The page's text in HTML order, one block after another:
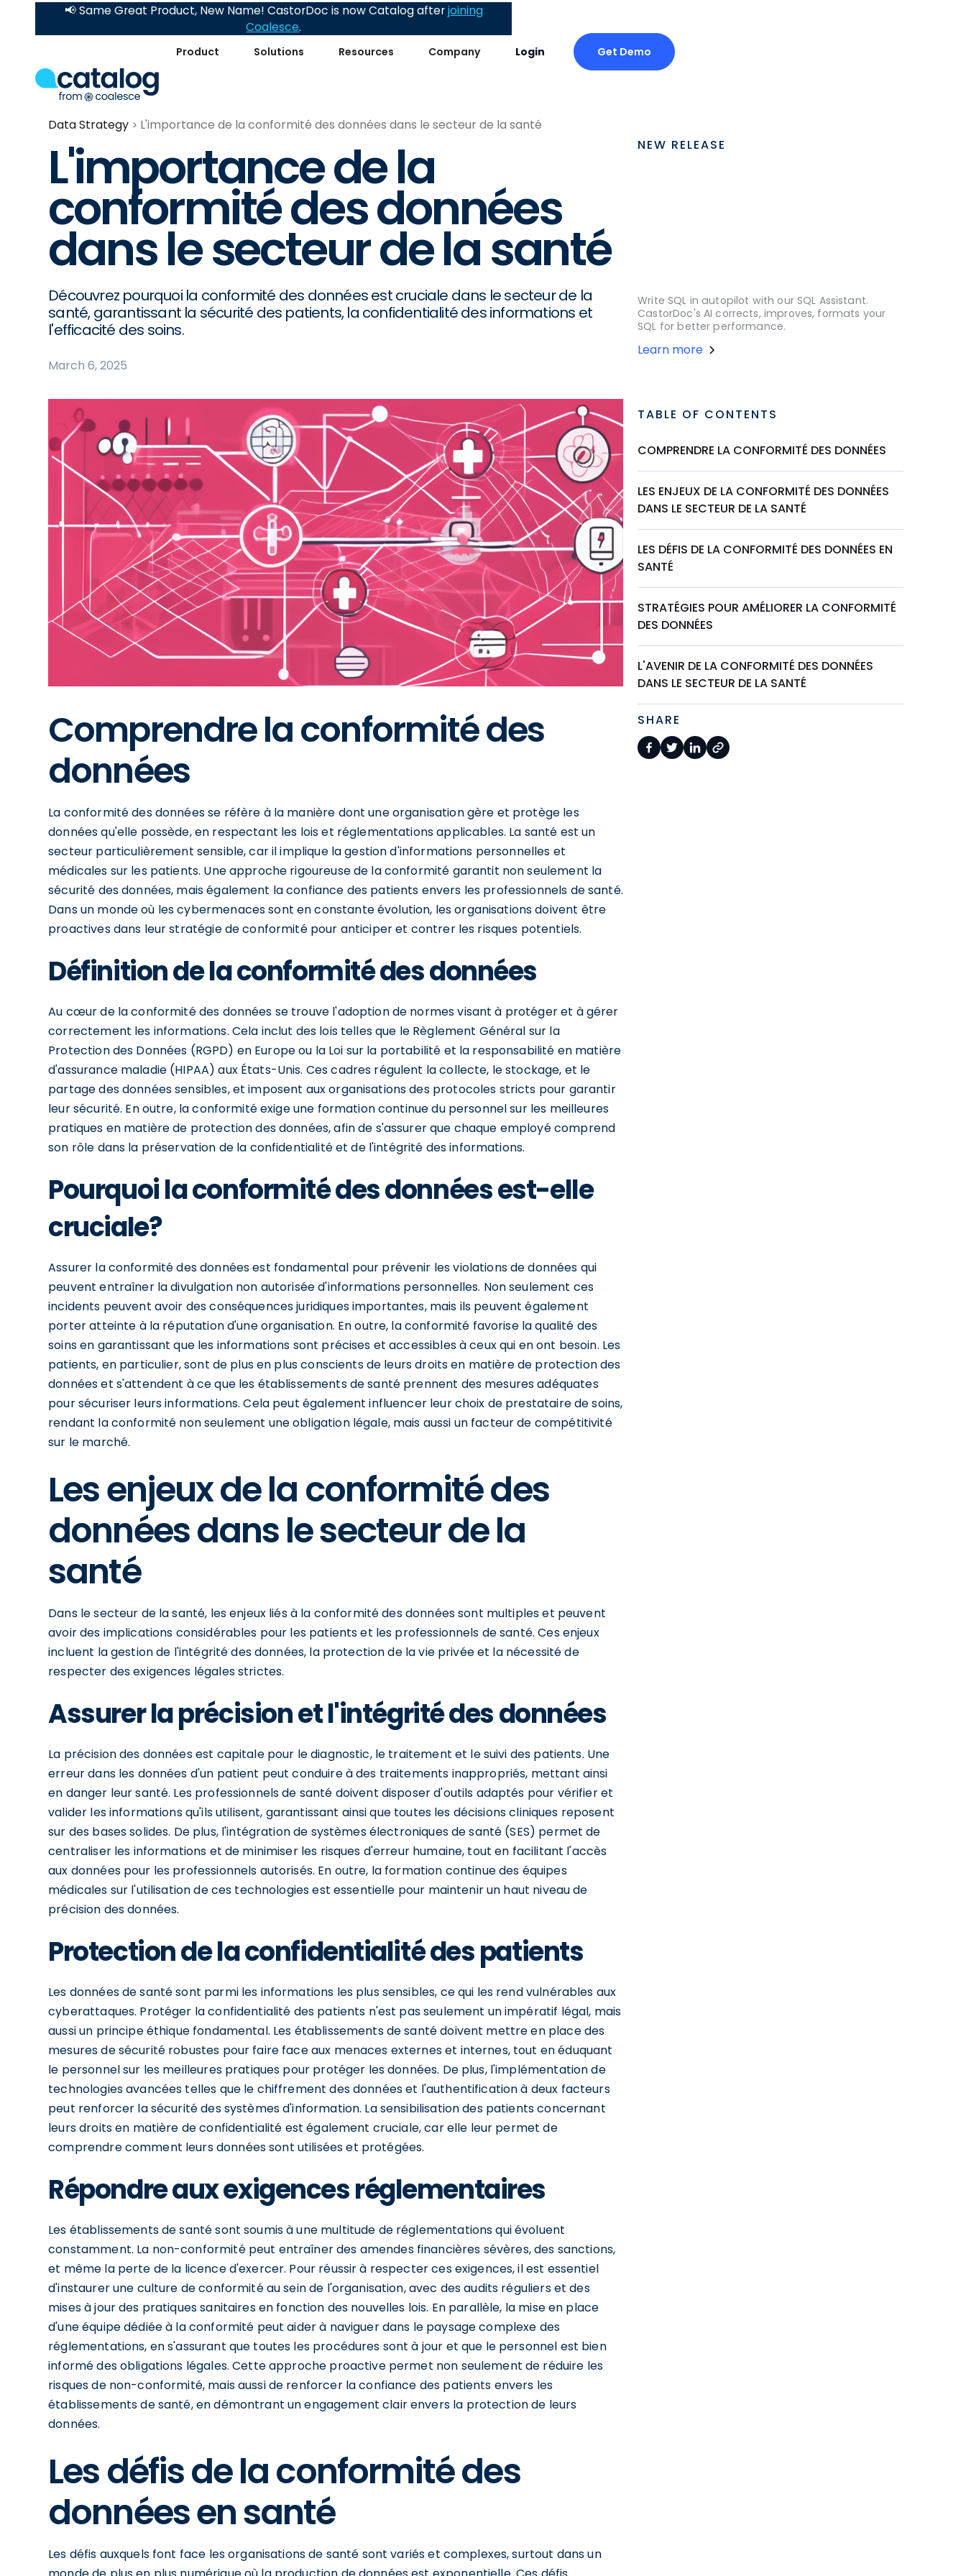
Product Solutions Resources Company Login Get Demo
📢 Same Great Product, New Name! CastorDoc is now Catalog afterjoining
Coalesce.
Data Strategy L'importance de la conformité des données dans le secteur de la santé
L'importance de la
conformité des données
dans le secteur de la santé
Découvrez pourquoi la conformité des données est cruciale dans le secteur de la
santé, garantissant la sécurité des patients, la confidentialité des informations et
l'efficacité des soins.
March 6, 2025
Comprendre la conformité des
données
La conformité des données se réfère à la manière dont une organisation gère et protège les
données qu'elle possède, en respectant les lois et réglementations applicables. La santé est un
secteur particulièrement sensible, car il implique la gestion d'informations personnelles et
médicales sur les patients. Une approche rigoureuse de la conformité garantit non seulement la
sécurité des données, mais également la confiance des patients envers les professionnels de santé.
Dans un monde où les cybermenaces sont en constante évolution, les organisations doivent être
proactives dans leur stratégie de conformité pour anticiper et contrer les risques potentiels.
Définition de la conformité des données
Au cœur de la conformité des données se trouve l'adoption de normes visant à protéger et à gérer
correctement les informations. Cela inclut des lois telles que le Règlement Général sur la
Protection des Données (RGPD) en Europe ou la Loi sur la portabilité et la responsabilité en matière
d'assurance maladie (HIPAA) aux États-Unis. Ces cadres régulent la collecte, le stockage, et le
partage des données sensibles, et imposent aux organisations des protocoles stricts pour garantir
leur sécurité. En outre, la conformité exige une formation continue du personnel sur les meilleures
pratiques en matière de protection des données, afin de s'assurer que chaque employé comprend
son rôle dans la préservation de la confidentialité et de l'intégrité des informations.
Pourquoi la conformité des données est-elle
cruciale?
Assurer la conformité des données est fondamental pour prévenir les violations de données qui
peuvent entraîner la divulgation non autorisée d'informations personnelles. Non seulement ces
incidents peuvent avoir des conséquences juridiques importantes, mais ils peuvent également
porter atteinte à la réputation d'une organisation. En outre, la conformité favorise la qualité des
soins en garantissant que les informations sont précises et accessibles à ceux qui en ont besoin. Les
patients, en particulier, sont de plus en plus conscients de leurs droits en matière de protection des
données et s'attendent à ce que les établissements de santé prennent des mesures adéquates
pour sécuriser leurs informations. Cela peut également influencer leur choix de prestataire de soins,
rendant la conformité non seulement une obligation légale, mais aussi un facteur de compétitivité
sur le marché.
Les enjeux de la conformité des
données dans le secteur de la
santé
Dans le secteur de la santé, les enjeux liés à la conformité des données sont multiples et peuvent
avoir des implications considérables pour les patients et les professionnels de santé. Ces enjeux
incluent la gestion de l'intégrité des données, la protection de la vie privée et la nécessité de
respecter des exigences légales strictes.
Assurer la précision et l'intégrité des données
La précision des données est capitale pour le diagnostic, le traitement et le suivi des patients. Une
erreur dans les données d'un patient peut conduire à des traitements inappropriés, mettant ainsi
en danger leur santé. Les professionnels de santé doivent disposer d'outils adaptés pour vérifier et
valider les informations qu'ils utilisent, garantissant ainsi que toutes les décisions cliniques reposent
sur des bases solides. De plus, l'intégration de systèmes électroniques de santé (SES) permet de
centraliser les informations et de minimiser les risques d'erreur humaine, tout en facilitant l'accès
aux données pour les professionnels autorisés. En outre, la formation continue des équipes
médicales sur l'utilisation de ces technologies est essentielle pour maintenir un haut niveau de
précision des données.
Protection de la confidentialité des patients
Les données de santé sont parmi les informations les plus sensibles, ce qui les rend vulnérables aux
cyberattaques. Protéger la confidentialité des patients n'est pas seulement un impératif légal, mais
aussi un principe éthique fondamental. Les établissements de santé doivent mettre en place des
mesures de sécurité robustes pour faire face aux menaces externes et internes, tout en éduquant
le personnel sur les meilleures pratiques pour protéger les données. De plus, l'implémentation de
technologies avancées telles que le chiffrement des données et l'authentification à deux facteurs
peut renforcer la sécurité des systèmes d'information. La sensibilisation des patients concernant
leurs droits en matière de confidentialité est également cruciale, car elle leur permet de
comprendre comment leurs données sont utilisées et protégées.
Répondre aux exigences réglementaires
Les établissements de santé sont soumis à une multitude de réglementations qui évoluent
constamment. La non-conformité peut entraîner des amendes financières sévères, des sanctions,
et même la perte de la licence d'exercer. Pour réussir à respecter ces exigences, il est essentiel
d'instaurer une culture de conformité au sein de l'organisation, avec des audits réguliers et des
mises à jour des pratiques sanitaires en fonction des nouvelles lois. En parallèle, la mise en place
d'une équipe dédiée à la conformité peut aider à naviguer dans le paysage complexe des
réglementations, en s'assurant que toutes les procédures sont à jour et que le personnel est bien
informé des obligations légales. Cette approche proactive permet non seulement de réduire les
risques de non-conformité, mais aussi de renforcer la confiance des patients envers les
établissements de santé, en démontrant un engagement clair envers la protection de leurs
données.
Les défis de la conformité des
données en santé
Les défis auxquels font face les organisations de santé sont variés et complexes, surtout dans un
NEW RELEASE
Write SQL in autopilot with our SQL Assistant.
CastorDoc's AI corrects, improves, formats your
SQL for better performance.
Learn more
TABLE OF CONTENTS
COMPRENDRE LA CONFORMITÉ DES DONNÉES
LES ENJEUX DE LA CONFORMITÉ DES DONNÉES
DANS LE SECTEUR DE LA SANTÉ
LES DÉFIS DE LA CONFORMITÉ DES DONNÉES EN
SANTÉ
STRATÉGIES POUR AMÉLIORER LA CONFORMITÉ
DES DONNÉES
L'AVENIR DE LA CONFORMITÉ DES DONNÉES
DANS LE SECTEUR DE LA SANTÉ
SHARE